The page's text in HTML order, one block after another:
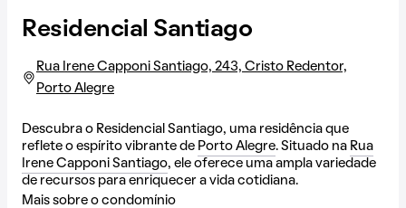
Residencial Santiago
Rua Irene Capponi Santiago, 243, Cristo Redentor,
Porto Alegre
Descubra o Residencial Santiago, uma residência que
reflete o espírito vibrante de Porto Alegre. Situado na Rua
Irene Capponi Santiago, ele oferece uma ampla variedade
de recursos para enriquecer a vida cotidiana.
Mais sobre o condomínio